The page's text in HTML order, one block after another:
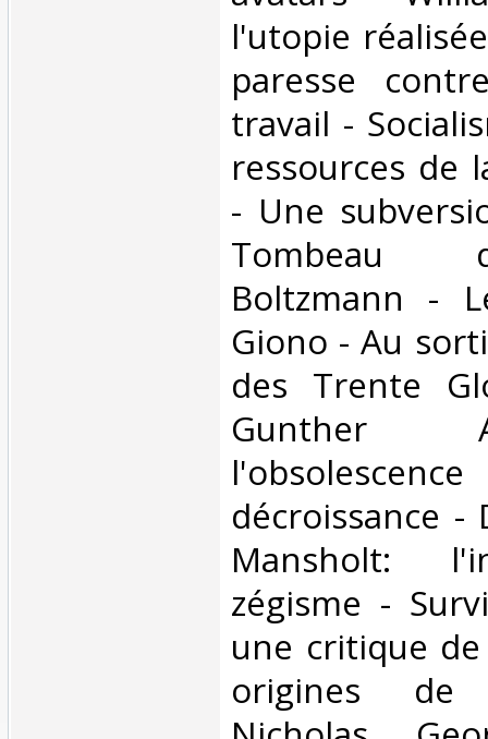
l'utopie
paresse
travail -
ressources de
- Une
Tombeau
Boltzmann -
Giono - Au
des Trente
Gunther
décroissance -
Mansholt:
zégisme -
une critique
origines de